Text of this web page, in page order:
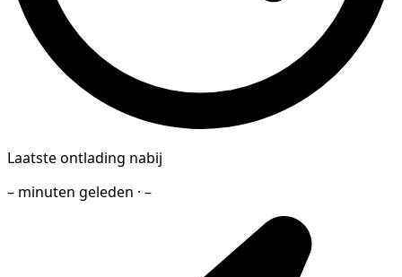
Laatste ontlading nabij
– minuten geleden · –